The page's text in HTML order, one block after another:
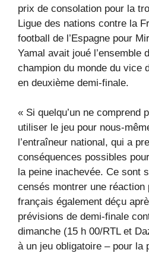
prix de consolation pour la
Ligue des nations contre la
football de l’Espagne pour
Yamal avait joué l’ensemble
champion du monde du vice
en deuxième demi-finale.
« Si quelqu’un ne comprend
utiliser le jeu pour nous-
l’entraîneur national, qui a
conséquences possibles
la peine inachevée. Ce sont
censés montrer une
français également déçu
prévisions de demi-finale
dimanche (15 h 00/RTL et
à un jeu obligatoire – pour la